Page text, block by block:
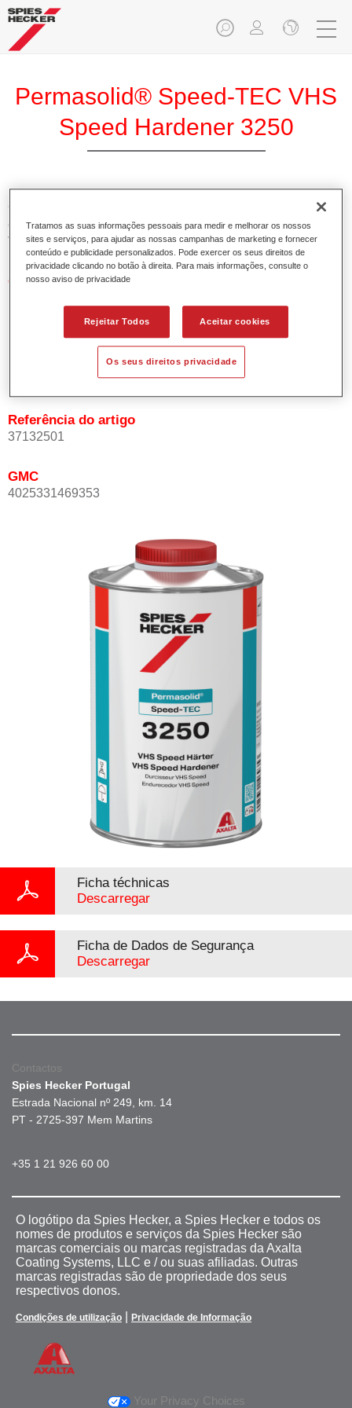
Permasolid® Speed-TEC VHS
Speed Hardener 3250
O Permasolid Speed-TEC Endurecedor VHS Rápido 3250
é um endurecedor especial para o Permasolid Speed-TEC
Verniz Rápido HS 8800.
Características do produto
secagem forçada.
Referência do artigo
37132501
GMC
4025331469353
Ficha téchnicas
Descarregar
Ficha de Dados de Segurança
Descarregar
Contactos
Spies Hecker Portugal
Estrada Nacional nº 249, km. 14
PT - 2725-397 Mem Martins
+35 1 21 926 60 00
O logótipo da Spies Hecker, a Spies Hecker e todos os
nomes de produtos e serviços da Spies Hecker são
marcas comerciais ou marcas registradas da Axalta
Coating Systems, LLC e / ou suas afiliadas. Outras
marcas registradas são de propriedade dos seus
respectivos donos.
Condições de utilização Privacidade de Informação
Your Privacy Choices
Tratamos as suas informações pessoais para medir e melhorar os nossos
sites e serviços, para ajudar as nossas campanhas de marketing e fornecer
conteúdo e publicidade personalizados. Pode exercer os seus direitos de
privacidade clicando no botão à direita. Para mais informações, consulte o
nosso aviso de privacidade
Rejeitar Todos Aceitar cookies
Os seus direitos privacidade